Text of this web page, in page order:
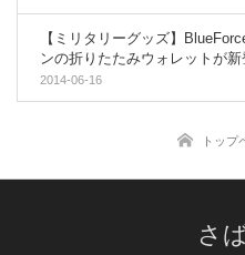
【ミリタリーグッズ】
ンの折りたたみウォレットが新
2014-06-16
トップ